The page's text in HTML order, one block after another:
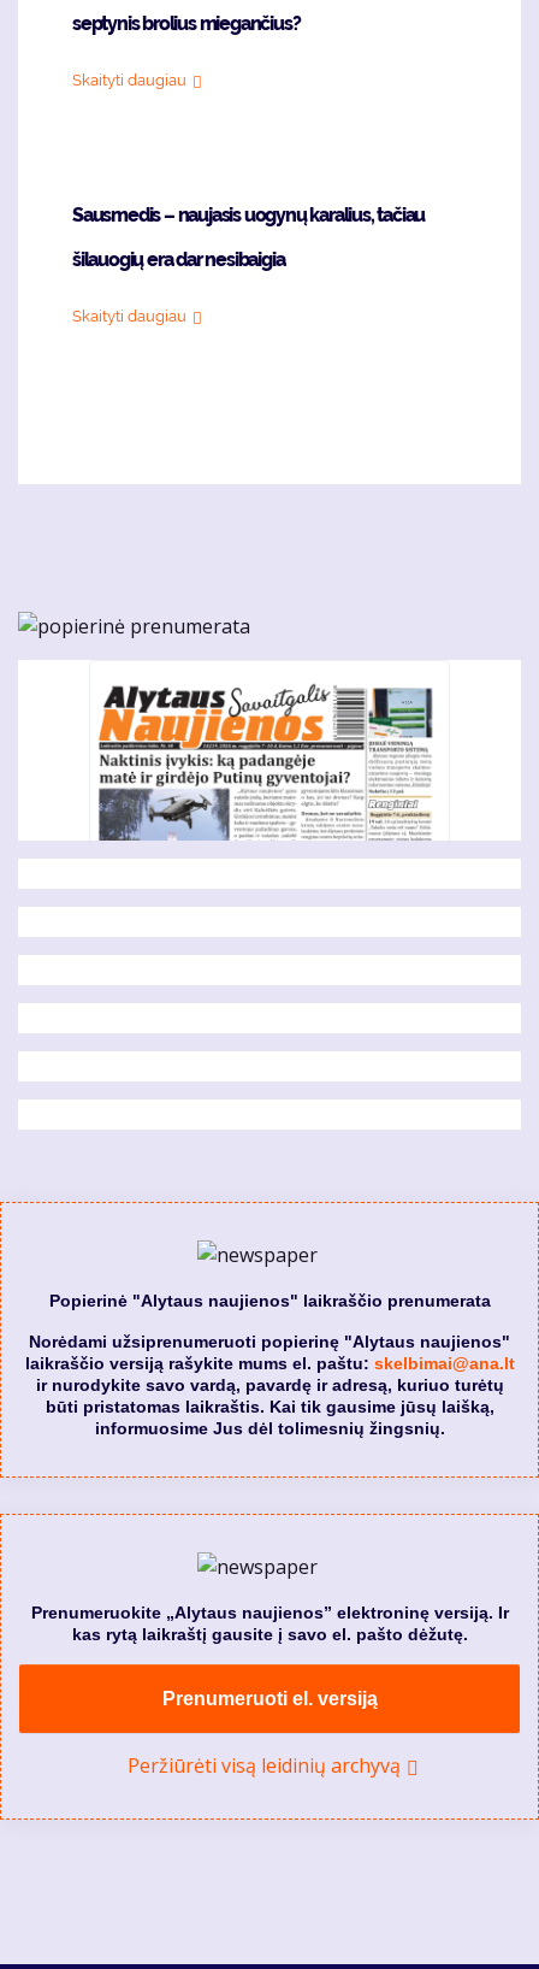
septynis brolius miegančius?
Skaityti daugiau
Sausmedis – naujasis uogynų karalius, tačiau
šilauogių era dar nesibaigia
Skaityti daugiau
Popierinė "Alytaus naujienos" laikraščio prenumerata
Norėdami užsiprenumeruoti popierinę "Alytaus naujienos"
laikraščio versiją rašykite mums el. paštu: skelbimai@ana.lt
ir nurodykite savo vardą, pavardę ir adresą, kuriuo turėtų
būti pristatomas laikraštis. Kai tik gausime jūsų laišką,
informuosime Jus dėl tolimesnių žingsnių.
Prenumeruokite „Alytaus naujienos” elektroninę versiją. Ir
kas rytą laikraštį gausite į savo el. pašto dėžutę.
Prenumeruoti el. versiją
Peržiūrėti visą leidinių archyvą